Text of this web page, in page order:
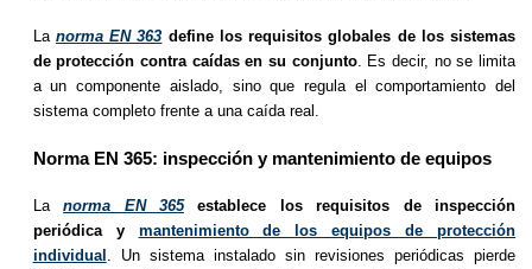
La norma EN 363 define los requisitos globales de los sistemas
de protección contra caídas en su conjunto. Es decir, no se limita
a un componente aislado, sino que regula el comportamiento del
sistema completo frente a una caída real.
Norma EN 365: inspección y mantenimiento de equipos
Lanorma EN 365establece los requisitos de inspección
periódica y mantenimiento de los equipos de protección
individual
. Un sistema instalado sin revisiones periódicas pierde